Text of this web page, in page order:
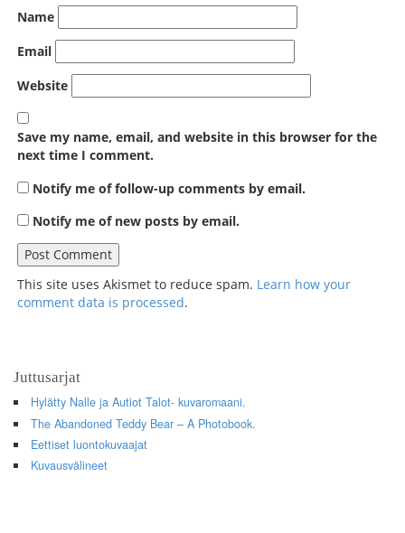
Name
Email
Website
Save my name, email, and website in this browser for the
next time I comment.
Notify me of follow-up comments by email.
Notify me of new posts by email.
This site uses Akismet to reduce spam. Learn how your
comment data is processed.
Juttusarjat
Hylätty Nalle ja Autiot Talot- kuvaromaani.
The Abandoned Teddy Bear – A Photobook.
Eettiset luontokuvaajat
Kuvausvälineet